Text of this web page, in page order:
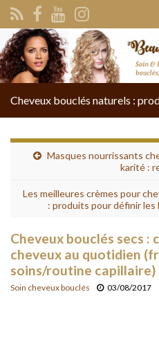
Search for:
Cheveux bouclés naturels :
Masques nourrissants
karité :
Les meilleures crèmes pour
: produits pour définir
Cheveux bouclés secs :
cheveux au quotidien
soins/routine capillaire)
Soin cheveux bouclés 03/08/2017